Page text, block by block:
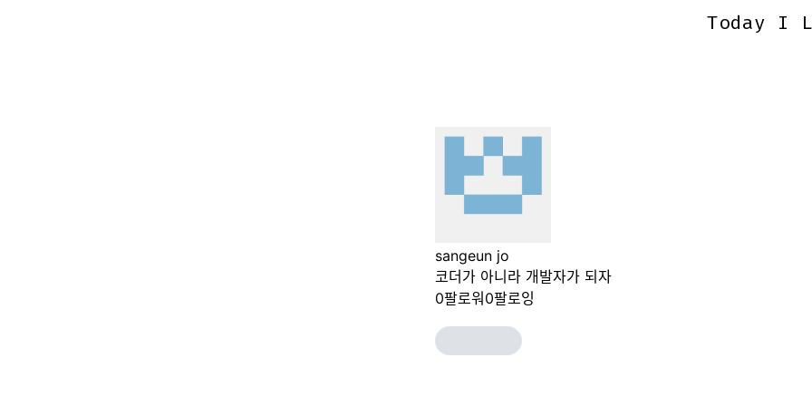
Today I
Today I
sangeun jo
코더가 아니라 개발자가 되자
0팔로워 0팔로잉